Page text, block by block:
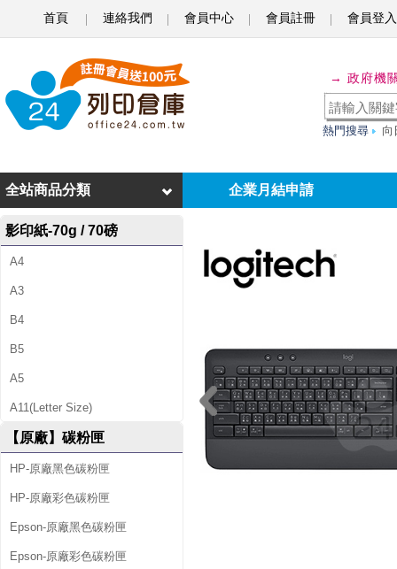
首頁 連絡我們 會員中心 會員註冊 會員登入
g
t
e
c
h
羅
技
藍
芽
U
S
B
→ 政府機
熱門搜尋 向
企業月結申請
全站商品分類
影印紙-70g / 70磅
A4
A3
B4
B5
A5
A11(Letter Size)
【原廠】碳粉匣
HP-原廠黑色碳粉匣
HP-原廠彩色碳粉匣
Epson-原廠黑色碳粉匣
Epson-原廠彩色碳粉匣